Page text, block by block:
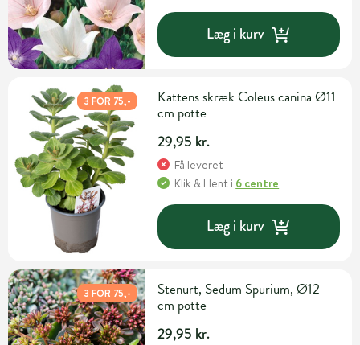
Læg i kurv
3 FOR 75,-
Kattens skræk Coleus canina Ø11
cm potte
29,95 kr.
Få leveret
Klik & Hent i 6 centre
Læg i kurv
3 FOR 75,-
Stenurt, Sedum Spurium, Ø12
cm potte
29,95 kr.